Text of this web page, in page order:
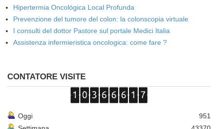
Hipertermia Oncológica Local Profunda
Prevenzione del tumore del colon: la colonscopia virtuale
I consulti del dottor Pastore sul portale Medici Italia
Assistenza infermieristica oncologica: come fare ?
CONTATORE VISITE
Oggi
951